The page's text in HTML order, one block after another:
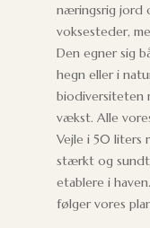
næringsrig jord
voksesteder,
Den egner sig
hegn eller i
biodiversiteten
vækst. Alle
Vejle i 50 liters
stærkt og sundt
etablere i
følger vores